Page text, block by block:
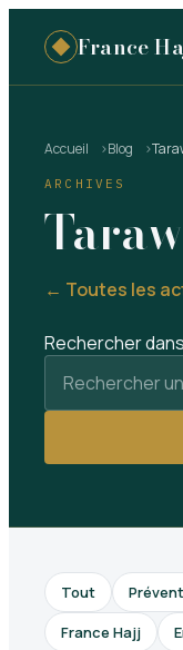
France
Accueil Blog
ARCHIVES
← Toutes les
Rechercher
Tout
France Hajj